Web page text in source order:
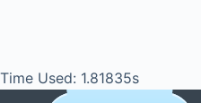
Time Used: 1.81835s